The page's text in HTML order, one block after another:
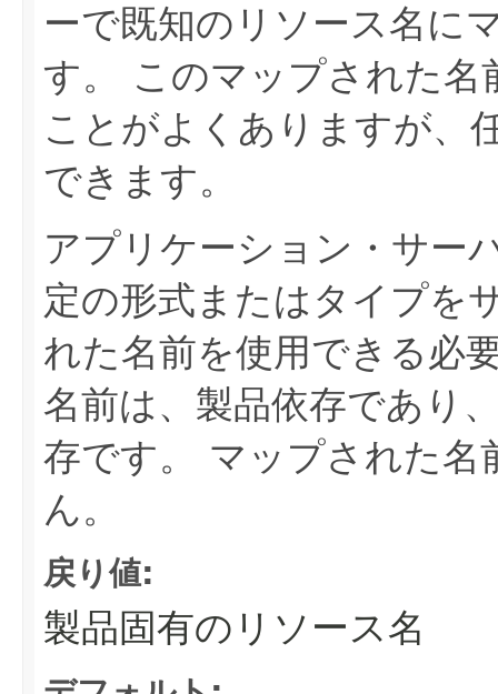
ーで既知のリソース名に
す。
このマップされた名
ことがよくありますが、
できます。
アプリケーション・サー
定の形式またはタイプを
れた名前を使用できる必
名前は、製品依存であり
存です。
マップされた名
ん。
戻り値:
製品固有のリソース名